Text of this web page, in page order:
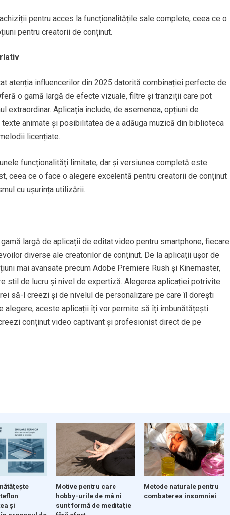
pentru acces la funcționalitățile sale complete, ceea ce o
pentru creatorii de conținut.
atenția influencerilor din 2025 datorită combinației perfecte de
o gamă largă de efecte vizuale, filtre și tranziții care pot
extraordinar. Aplicația include, de asemenea, opțiuni de
animate și posibilitatea de a adăuga muzică din biblioteca
licențiate.
funcționalități limitate, dar și versiunea completă este
ceea ce o face o alegere excelentă pentru creatorii de conținut
cu ușurința utilizării.
largă de aplicații de editat video pentru smartphone, fiecare
diverse ale creatorilor de conținut. De la aplicații ușor de
mai avansate precum Adobe Premiere Rush și Kinemaster,
stil de lucru și nivel de expertiză. Alegerea aplicației potrivite
să-l creezi și de nivelul de personalizare pe care îl dorești
alegere, aceste aplicații îți vor permite să îți îmbunătățești
conținut video captivant și profesionist direct de pe
și
Motive pentru care
hobby-urile de mâini
sunt formă de meditație
Metode naturale pentru
combaterea insomniei